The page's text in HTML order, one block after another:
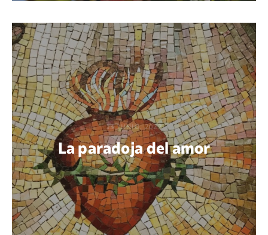
13 JUNIO, 2022
La paradoja del amor
POR THIAGO RODRÍGUEZ HARISPE